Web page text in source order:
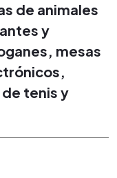
de animales
y
mesas
tenis y